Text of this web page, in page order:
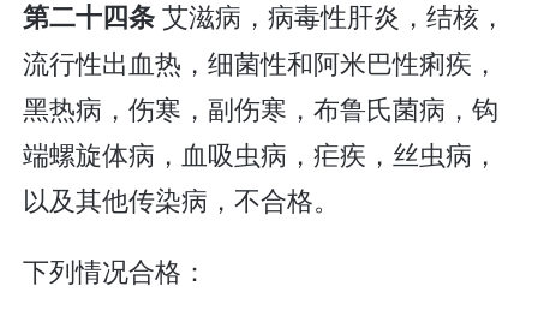
第二十四条艾滋病，病毒性肝炎，结核，
流行性出血热，细菌性和阿米巴性痢疾，
黑热病，伤寒，副伤寒，布鲁氏菌病，钩
端螺旋体病，血吸虫病，疟疾，丝虫病，
以及其他传染病，不合格。
下列情况合格：